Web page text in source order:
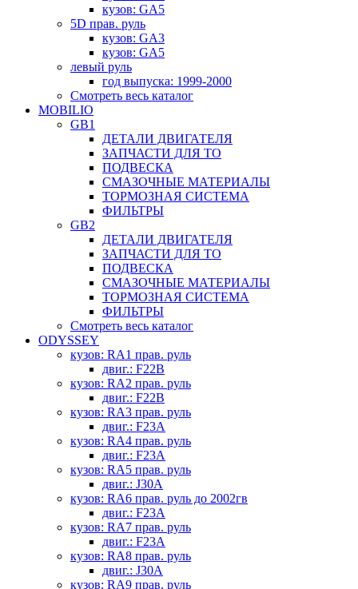
кузов: GA5
5D прав. руль
кузов: GA3
кузов: GA5
левый руль
год выпуска: 1999-2000
Смотреть весь каталог
MOBILIO
GB1
ДЕТАЛИ ДВИГАТЕЛЯ
ЗАПЧАСТИ ДЛЯ ТО
ПОДВЕСКА
СМАЗОЧНЫЕ МАТЕРИАЛЫ
ТОРМОЗНАЯ СИСТЕМА
ФИЛЬТРЫ
GB2
ДЕТАЛИ ДВИГАТЕЛЯ
ЗАПЧАСТИ ДЛЯ ТО
ПОДВЕСКА
СМАЗОЧНЫЕ МАТЕРИАЛЫ
ТОРМОЗНАЯ СИСТЕМА
ФИЛЬТРЫ
Смотреть весь каталог
ODYSSEY
кузов: RA1 прав. руль
двиг.: F22B
кузов: RA2 прав. руль
двиг.: F22B
кузов: RA3 прав. руль
двиг.: F23A
кузов: RA4 прав. руль
двиг.: F23A
кузов: RA5 прав. руль
двиг.: J30A
кузов: RA6 прав. руль до 2002гв
двиг.: F23A
кузов: RA7 прав. руль
двиг.: F23A
кузов: RA8 прав. руль
двиг.: J30A
кузов: RA9 прав. руль